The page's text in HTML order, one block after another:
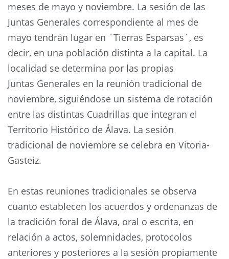
meses de mayo y noviembre. La sesión de las
Juntas Generales correspondiente al mes de
mayo tendrán lugar en `Tierras Esparsas´, es
decir, en una población distinta a la capital. La
localidad se determina por las propias
Juntas Generales en la reunión tradicional de
noviembre, siguiéndose un sistema de rotación
entre las distintas Cuadrillas que integran el
Territorio Histórico de Álava. La sesión
tradicional de noviembre se celebra en Vitoria-
Gasteiz.
En estas reuniones tradicionales se observa
cuanto establecen los acuerdos y ordenanzas de
la tradición foral de Álava, oral o escrita, en
relación a actos, solemnidades, protocolos
anteriores y posteriores a la sesión propiamente